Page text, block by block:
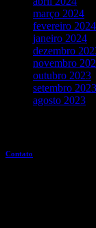
março 2024
fevereiro 2024
janeiro 2024
dezembro
novembro
outubro 2023
setembro 2023
agosto 2023
Contato